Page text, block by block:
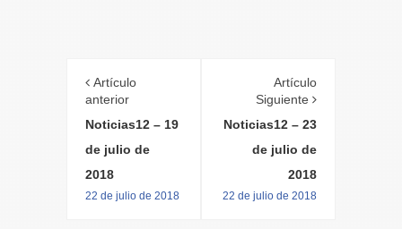
Artículo
anterior
Noticias12 – 19
de julio de
2018
22 de julio de 2018
Artículo
Siguiente
Noticias12 – 23
de julio de
2018
22 de julio de 2018